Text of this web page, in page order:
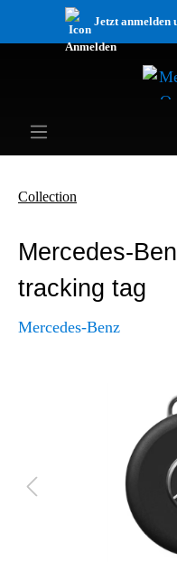
Jetzt anmelden
Collection
Mercedes-
tracking tag
Mercedes-Benz